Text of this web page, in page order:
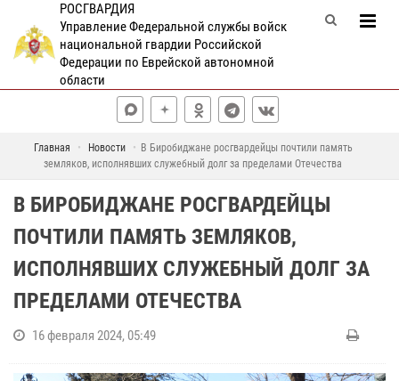
РОСГВАРДИЯ
Управление Федеральной службы войск
национальной гвардии Российской
Федерации по Еврейской автономной
области
Главная Новости
В Биробиджане росгвардейцы почтили память
земляков, исполнявших служебный долг за пределами Отечества
В БИРОБИДЖАНЕ РОСГВАРДЕЙЦЫ
ПОЧТИЛИ ПАМЯТЬ ЗЕМЛЯКОВ,
ИСПОЛНЯВШИХ СЛУЖЕБНЫЙ ДОЛГ ЗА
ПРЕДЕЛАМИ ОТЕЧЕСТВА
16 февраля 2024, 05:49